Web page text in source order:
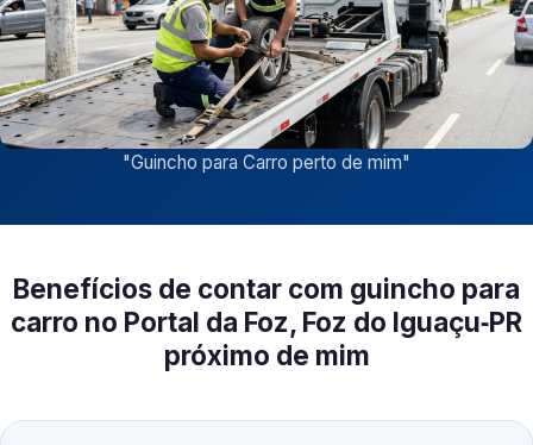
"Guincho para Carro perto de mim"
Benefícios de contar com guincho para
carro no Portal da Foz, Foz do Iguaçu‑PR
próximo de mim